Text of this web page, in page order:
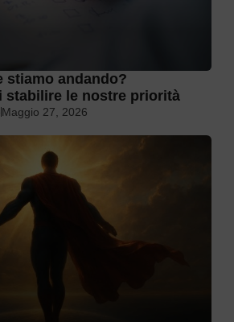
stiamo andando?
stabilire le nostre priorità
Maggio 27, 2026